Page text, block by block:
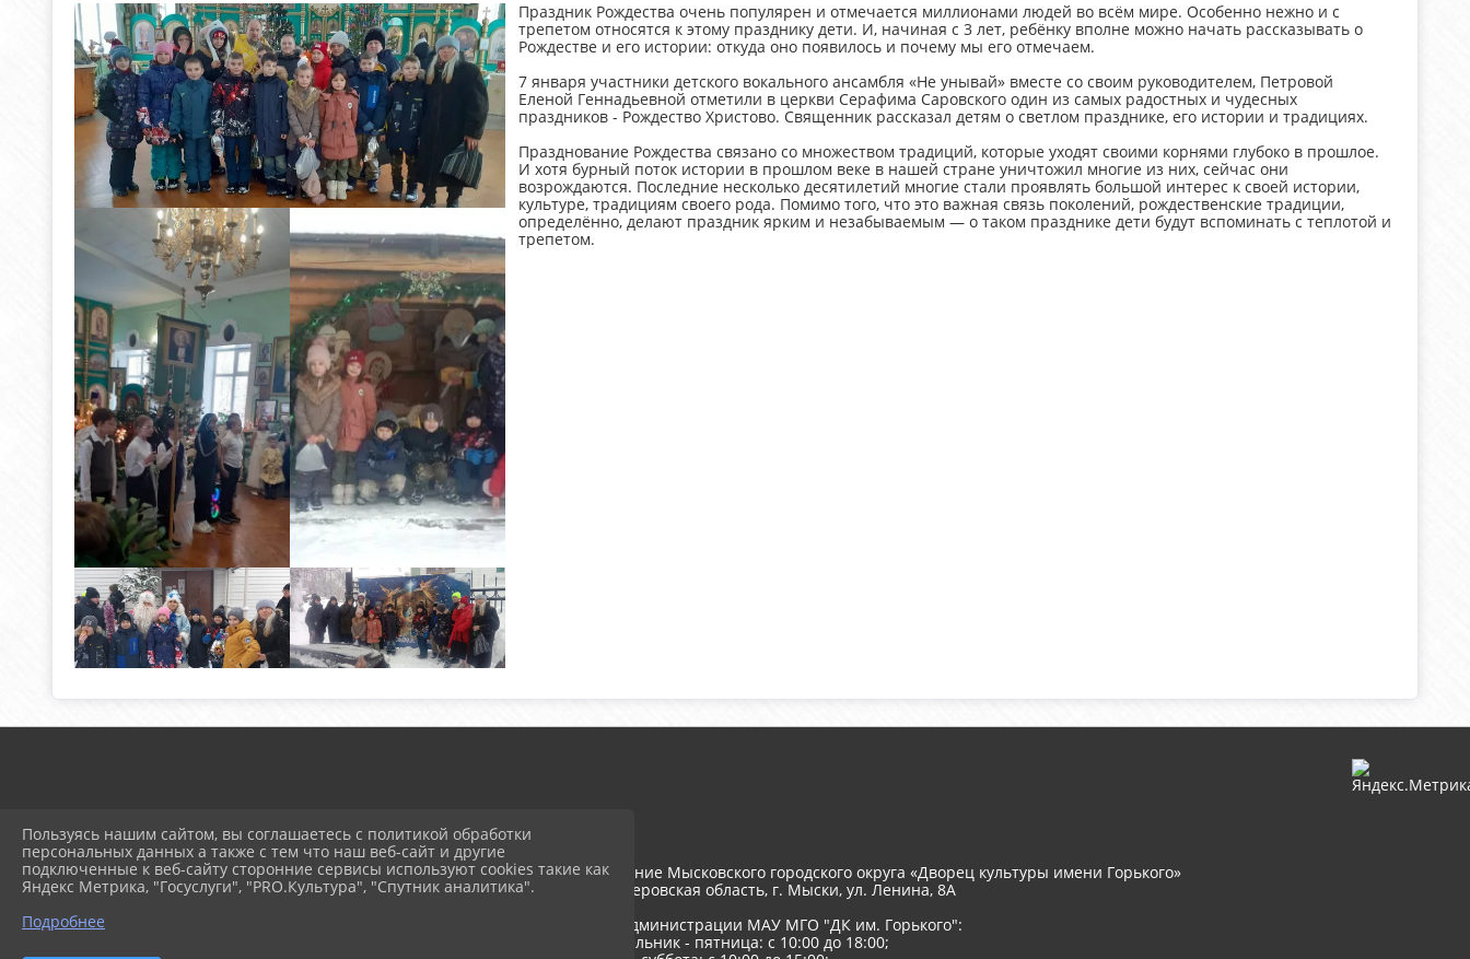
Праздник Рождества очень популярен и отмечается миллионами людей во всём мире. Особенно нежно и с
трепетом относятся к этому празднику дети. И, начиная с 3 лет, ребёнку вполне можно начать рассказывать о
Рождестве и его истории: откуда оно появилось и почему мы его отмечаем.
7 января участники детского вокального ансамбля «Не унывай» вместе со своим руководителем, Петровой
Еленой Геннадьевной отметили в церкви Серафима Саровского один из самых радостных и чудесных
праздников - Рождество Христово. Священник рассказал детям о светлом празднике, его истории и традициях.
Празднование Рождества связано со множеством традиций, которые уходят своими корнями глубоко в прошлое.
И хотя бурный поток истории в прошлом веке в нашей стране уничтожил многие из них, сейчас они
возрождаются. Последние несколько десятилетий многие стали проявлять большой интерес к своей истории,
культуре, традициям своего рода. Помимо того, что это важная связь поколений, рождественские традиции,
определённо, делают праздник ярким и незабываемым — о таком празднике дети будут вспоминать с теплотой и
трепетом.
© 2025 Муниципальное автономное учреждение Мысковского городского округа «Дворец культуры имени Горького»
652845, РФ, Кемеровская область, г. Мыски, ул. Ленина, 8A
Режим работы администрации МАУ МГО "ДК им. Горького":
понедельник - пятница: с 10:00 до 18:00;
Пользуясь нашим сайтом, вы соглашаетесь с политикой обработки
персональных данных а также с тем что наш веб-сайт и другие
подключенные к веб-сайту сторонние сервисы используют cookies такие как
Яндекс Метрика, "Госуслуги", "PRO.Культура", "Спутник аналитика".
Подробнее